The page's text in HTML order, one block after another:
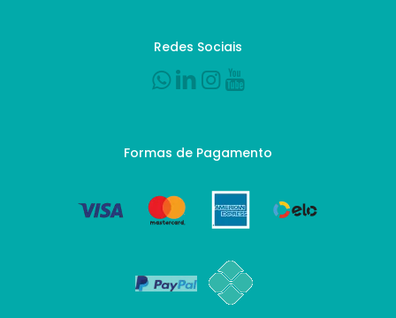
Redes Sociais
Formas de Pagamento